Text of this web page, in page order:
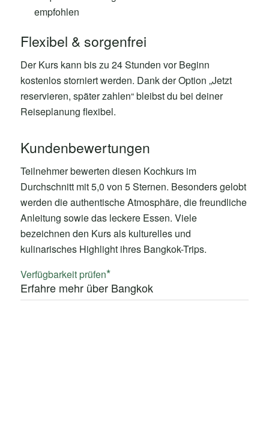
empfohlen
Flexibel & sorgenfrei
Der Kurs kann bis zu 24 Stunden vor Beginn
kostenlos storniert werden. Dank der Option „Jetzt
reservieren, später zahlen“ bleibst du bei deiner
Reiseplanung flexibel.
Kundenbewertungen
Teilnehmer bewerten diesen Kochkurs im
Durchschnitt mit 5,0 von 5 Sternen. Besonders gelobt
werden die authentische Atmosphäre, die freundliche
Anleitung sowie das leckere Essen. Viele
bezeichnen den Kurs als kulturelles und
kulinarisches Highlight ihres Bangkok-Trips.
Verfügbarkeit prüfen
Erfahre mehr über Bangkok